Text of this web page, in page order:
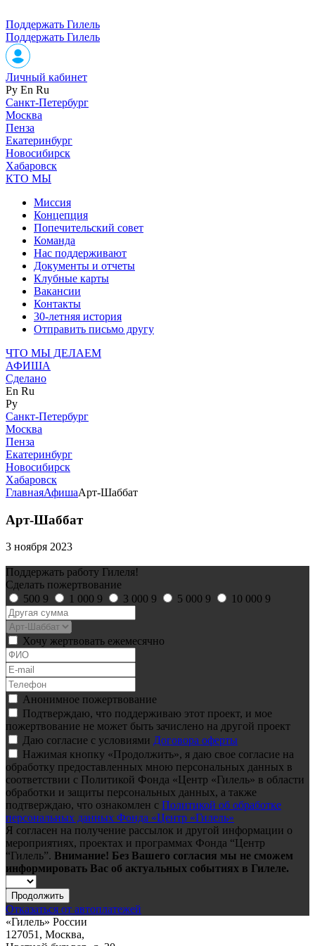
Поддержать Гилель
Поддержать Гилель
Личный кабинет
Ру En Ru
Санкт-Петербург
Москва
Пенза
Екатеринбург
Новосибирск
Хабаровск
КТО МЫ
Миссия
Концепция
Попечительский совет
Команда
Нас поддерживают
Документы и отчеты
Клубные карты
Вакансии
Контакты
30-летняя история
Отправить письмо другу
ЧТО МЫ ДЕЛАЕМ
АФИША
Сделано
En Ru
Ру
Санкт-Петербург
Москва
Пенза
Екатеринбург
Новосибирск
Хабаровск
ГлавнаяАфишаАрт-Шаббат
Арт-Шаббат
3 ноября 2023
Поддержать работу Гилеля!
Сделать пожертвование
500 9 1 000 9 3 000 9 5 000 9 10 000 9
Хочу жертвовать ежемесячно
Анонимное пожертвование
Подтверждаю, что поддерживаю этот проект, и мое
пожертвование не может быть зачислено на другой проект
Даю согласие с условиями Договора оферты
Нажимая кнопку «Продолжить», я даю свое согласие на
обработку предоставленных мною персональных данных в
соответствии с Политикой Фонда «Центр «Гилель» в области
обработки и защиты персональных данных, а также
подтверждаю, что ознакомлен с Политикой об обработке
персональных данных Фонда «Центр «Гилель»
Я согласен на получение рассылок и другой информации о
мероприятиях, проектах и программах Фонда “Центр
“Гилель”. Внимание! Без Вашего согласия мы не сможем
информировать Вас об актуальных событиях в Гилеле.
Продолжить
Отказаться от автоплатежей
«Гилель» России
127051, Москва,